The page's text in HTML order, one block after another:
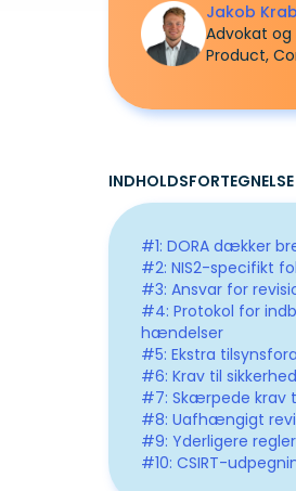
Jakob
Advokat og
Product,
INDHOLDSFORTEGNELSE
#1: DORA dækker
#2: NIS2-specifikt
#3: Ansvar for
#4: Protokol for
hændelser
#5: Ekstra
#6: Krav til sikkerhed
#7: Skærpede krav
#8: Uafhængigt
#9: Yderligere regler
#10: CSIRT-